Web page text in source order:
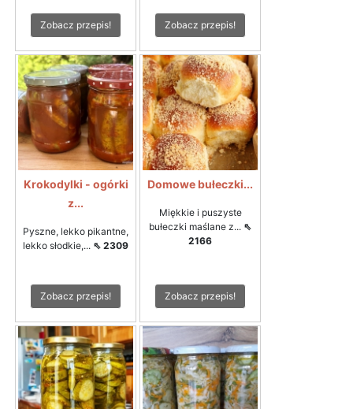
Zobacz przepis! Zobacz przepis!
Krokodylki - ogórki
z...
Pyszne, lekko pikantne,
lekko słodkie,... ⇖ 2309
Zobacz przepis!
Domowe bułeczki...
Miękkie i puszyste
bułeczki maślane z... ⇖
2166
Zobacz przepis!